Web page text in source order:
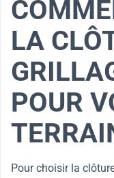
LA
POUR
Pour choisir la